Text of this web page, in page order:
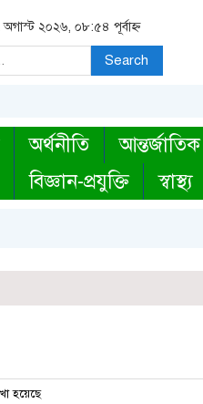
অগাস্ট ২০২৬, ০৮:৫৪ পূর্বাহ্ন
Search
অর্থনীতি আন্তর্জাতিক
বিজ্ঞান-প্রযুক্তি স্বাস্থ্য
হয়েছে